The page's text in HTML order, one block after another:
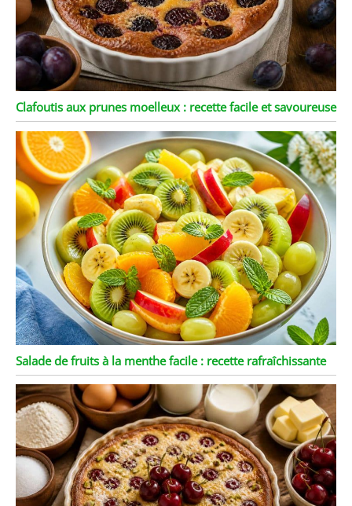
Clafoutis aux prunes moelleux : recette facile et savoureuse
Salade de fruits à la menthe facile : recette rafraîchissante